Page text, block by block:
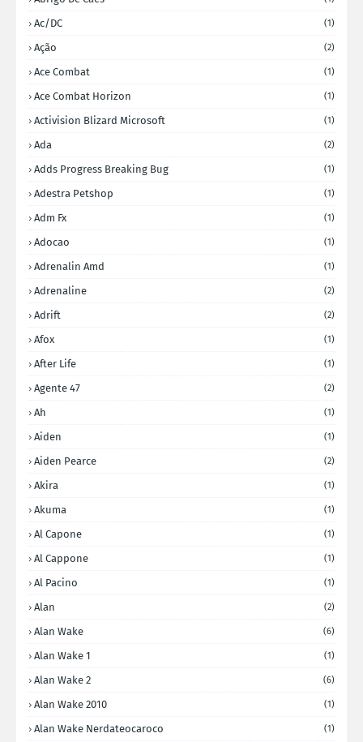
Ac/DC (1)
Ação (2)
Ace Combat (1)
Ace Combat Horizon (1)
Activision Blizard Microsoft (1)
Ada (2)
Adds Progress Breaking Bug (1)
Adestra Petshop (1)
Adm Fx (1)
Adocao (1)
Adrenalin Amd (1)
Adrenaline (2)
Adrift (2)
Afox (1)
After Life (1)
Agente 47 (2)
Ah (1)
Aiden (1)
Aiden Pearce (2)
Akira (1)
Akuma (1)
Al Capone (1)
Al Cappone (1)
Al Pacino (1)
Alan (2)
Alan Wake (6)
Alan Wake 1 (1)
Alan Wake 2 (6)
Alan Wake 2010 (1)
Alan Wake Nerdateocaroco (1)